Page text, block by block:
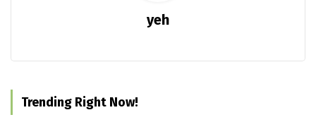
yeh
Trending Right Now!